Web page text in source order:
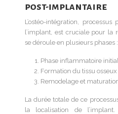
post-implantaire
L’ostéo-intégration,
l’implant, est cruciale pour la
se déroule en plusieurs phases :
Phase inflammatoire
Formation du tissu
Remodelage et
La durée totale de ce
la localisation de